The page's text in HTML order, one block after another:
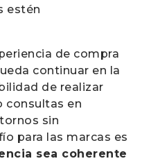
estén
de compra
continuar en la
de realizar
consultas en
sin
para las marcas es
sea coherente